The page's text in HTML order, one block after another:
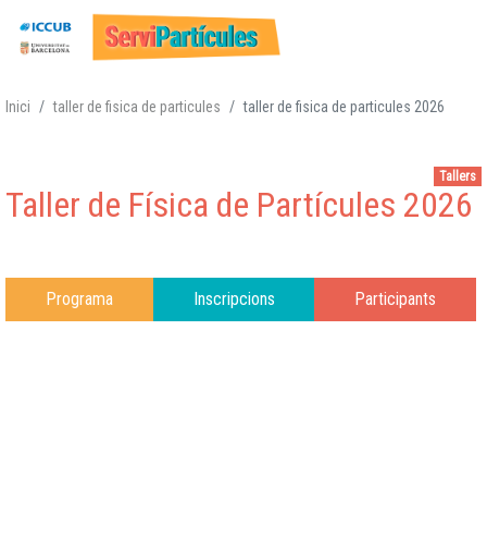
Vés
Inici taller de fisica de particules taller de fisica de particules 2026
Tallers
Taller de Física de Partícules 2026
Programa Inscripcions Participants